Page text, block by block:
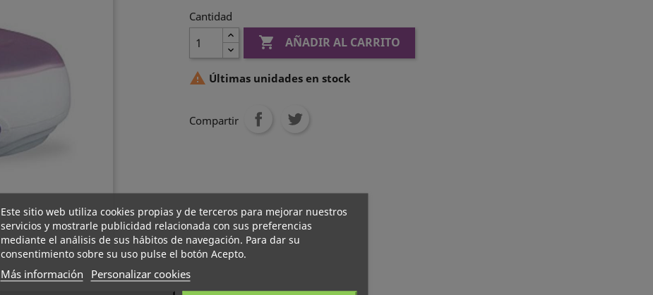
Cantidad
 AÑADIR AL CARRITO
 Últimas unidades en stock
Compartir
Este sitio web utiliza cookies propias y de terceros para mejorar nuestros
servicios y mostrarle publicidad relacionada con sus preferencias
mediante el análisis de sus hábitos de navegación. Para dar su
consentimiento sobre su uso pulse el botón Acepto.
Más información Personalizar cookies